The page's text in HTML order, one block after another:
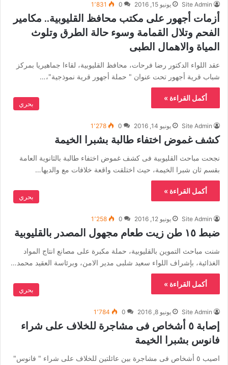
Site Admin يونيو 15, 2016 0 1٬831
أزمات أجهور على مكتب محافظ القليوبية.. مكامير
الفحم وتلال القمامة وسوء حالة الطرق وتلوث
المياة والاهمال الطبى
عقد اللواء الدكتور رضا فرحات، محافظ القليوبية، لقاءا جماهيريا بمركز
شباب قرية أجهور تحت عنوان " حملة أجهور قرية نموذجية"،…
أكمل القراءة »
بحري
Site Admin يونيو 14, 2016 0 1٬278
كشف غموض اختفاء طالبة بشبرا الخيمة
نجحت مباحث القليوبية فى كشف غموض اختفاء طالبة بالثانوية العامة
بقسم ثان شبرا الخيمة، حيث اختلقت واقعة خلافات مع والديها…
أكمل القراءة »
بحري
Site Admin يونيو 12, 2016 0 1٬258
ضبط ١٥ طن زيت طعام مجهول المصدر بالقليوبية
شنت مباحث التموين بالقليوبية، حملة مكبرة على مصانع انتاج المواد
الغذائية، بإشراف اللواء سعيد شلبى مدير الامن، وبرئاسة العقيد محمد…
أكمل القراءة »
بحري
Site Admin يونيو 8, 2016 0 1٬784
إصابة ٥ أشخاص فى مشاجرة للخلاف على شراء
فانوس بشبرا الخيمة
اصيب ٥ أشخاص فى مشاجرة بين عائلتين للخلاف على شراء " فانوس"